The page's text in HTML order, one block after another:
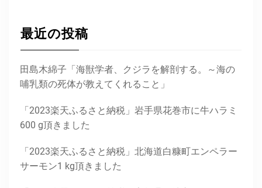
最近の投稿
田島木綿子「海獣学者、クジラを解剖する。～海の
哺乳類の死体が教えてくれること」
「2023楽天ふるさと納税」岩手県花巻市に牛ハラミ
600 g頂きました
「2023楽天ふるさと納税」北海道白糠町エンペラー
サーモン1 kg頂きました